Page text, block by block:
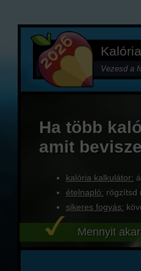
Vezesd a
Ha több
amit
kalória kalkulátor:
ételnapló: rögzítsd
sikeres fogyás:
Mennyit